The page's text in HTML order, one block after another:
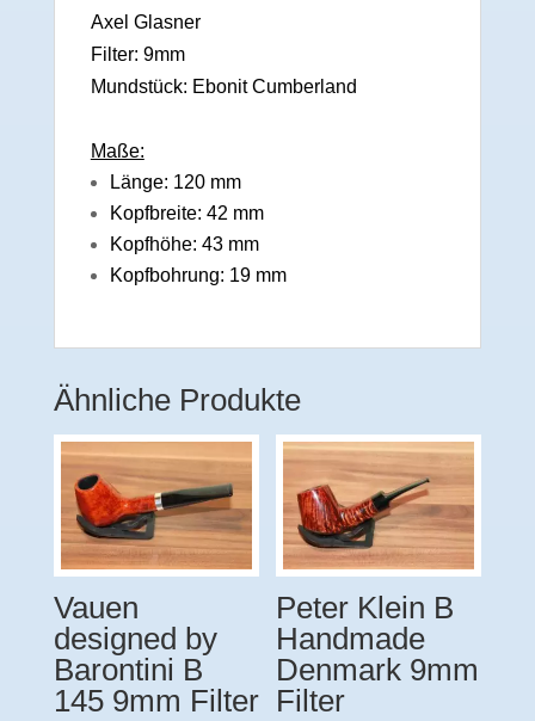
Axel Glasner
Filter: 9mm
Mundstück: Ebonit Cumberland
Maße:
Länge: 120 mm
Kopfbreite: 42 mm
Kopfhöhe: 43 mm
Kopfbohrung: 19 mm
Ähnliche Produkte
Vauen
designed by
Barontini B
145 9mm Filter
Peter Klein B
Handmade
Denmark 9mm
Filter